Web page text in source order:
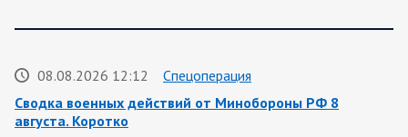
08.08.2026 12:12
Спецоперация
Сводка военных действий от Минобороны РФ 8
августа. Коротко